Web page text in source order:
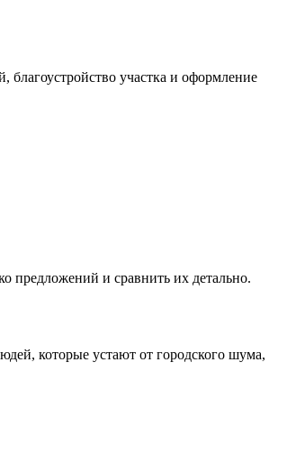
участка и оформление
предложений и сравнить их детально.
которые устают от городского шума,